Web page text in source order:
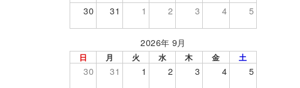
30 31 1 2 3 4 5
2026年 9月
日 月 火 水 木 金 土
30 31 1 2 3 4 5